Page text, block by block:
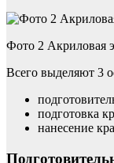
Фото 2 Акриловая
Всего выделяют 3
подготовка
нанесение